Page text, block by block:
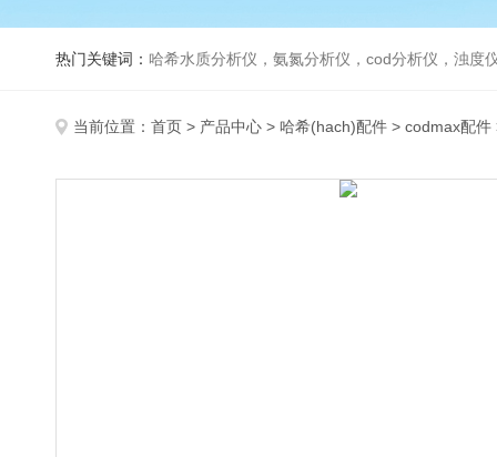
热门关键词： 哈希水质分析仪，氨氮分析仪，cod分析仪，浊度
当前位置： 首页 > 产品中心 > 哈希(hach)配件 > codmax配件